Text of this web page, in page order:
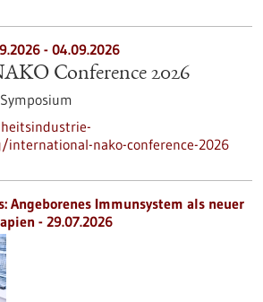
- 04.09.2026
Conference 2026
nako-conference-2026
Angeborenes Immunsystem als neuer
- 29.07.2026